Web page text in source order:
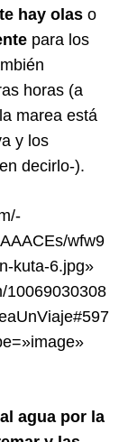
hay olas o
para los
horas (a
marea está
y los
decirlo-).
wfw9
kuta-6.jpg»
10069030308
agua por la